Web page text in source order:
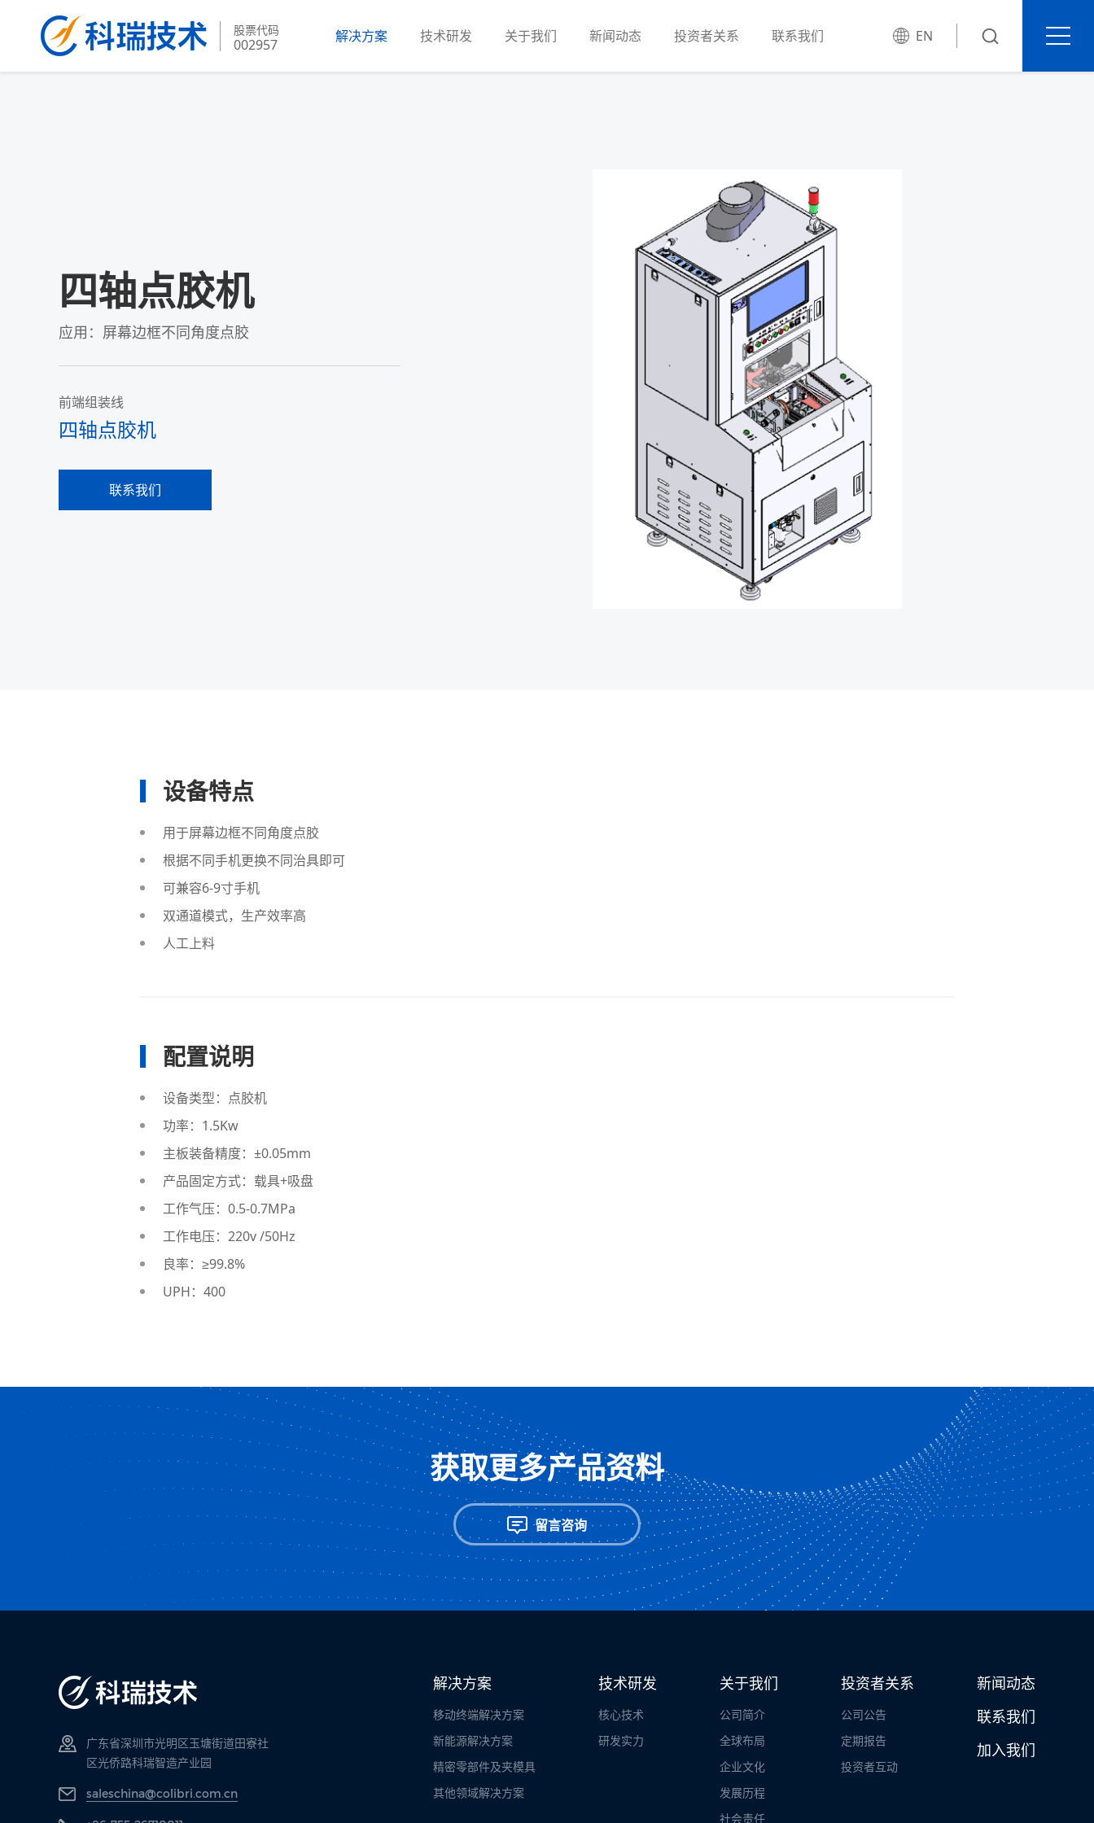
股票代码
002957 EN
解决方案 技术研发 关于我们 新闻动态 投资者关系 联系我们
四轴点胶机
应用：屏幕边框不同角度点胶
前端组装线
四轴点胶机
联系我们
设备特点
用于屏幕边框不同角度点胶
根据不同手机更换不同治具即可
可兼容6-9寸手机
双通道模式，生产效率高
人工上料
配置说明
设备类型：点胶机
功率：1.5Kw
主板装备精度：±0.05mm
产品固定方式：载具+吸盘
工作气压：0.5-0.7MPa
工作电压：220v /50Hz
良率：≥99.8%
UPH：400
获取更多产品资料
留言咨询
广东省深圳市光明区玉塘街道田寮社
区光侨路科瑞智造产业园
saleschina@colibri.com.cn
解决方案
移动终端解决方案
新能源解决方案
精密零部件及夹模具
其他领域解决方案
技术研发
核心技术
研发实力
关于我们
公司简介
全球布局
企业文化
发展历程
社会责任
投资者关系
公司公告
定期报告
投资者互动
新闻动态
联系我们
加入我们